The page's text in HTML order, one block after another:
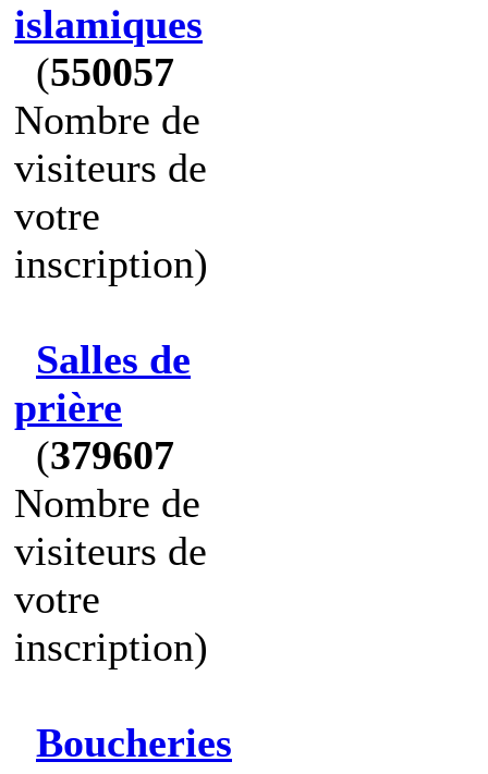
islamiques
(550057
Nombre de
visiteurs de
votre
inscription)
Salles de
prière
(379607
Nombre de
visiteurs de
votre
inscription)
Boucheries